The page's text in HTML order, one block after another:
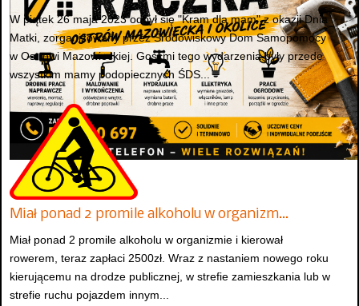
W piątek 26 maja 2023 odbył się "Kram dla mam" z okazji Dnia
Matki, zorganizowany przez Środowiskowy Dom Samopomocy
w Ostrowi Mazowieckiej. Gośćmi tego wydarzenia były przede
wszystkim mamy podopiecznych ŚDS...
Miał ponad 2 promile alkoholu w organizm…
Miał ponad 2 promile alkoholu w organizmie i kierował
rowerem, teraz zapłaci 2500zł. Wraz z nastaniem nowego roku
kierującemu na drodze publicznej, w strefie zamieszkania lub w
strefie ruchu pojazdem innym...